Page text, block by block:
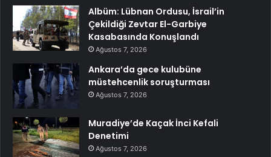
Albüm: Lübnan Ordusu, İsrail’in
Çekildiği Zevtar El-Garbiye
Kasabasında Konuşlandı
Ağustos 7, 2026
Ankara’da gece kulubüne
müstehcenlik soruşturması
Ağustos 7, 2026
Muradiye’de Kaçak İnci Kefali
Denetimi
Ağustos 7, 2026